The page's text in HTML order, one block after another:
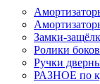
Замки-
Ролики
Ручки
РАЗНОЕ по